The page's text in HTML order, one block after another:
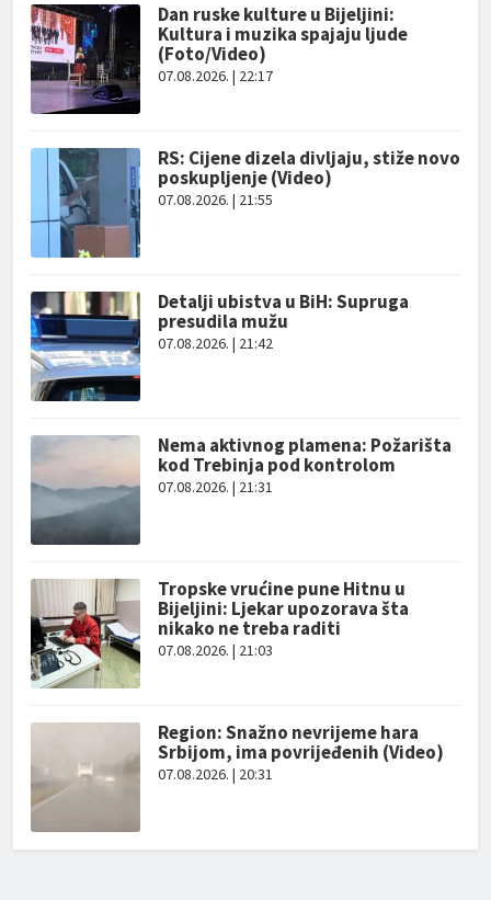
Dan ruske kulture u Bijeljini:
Kultura i muzika spajaju ljude
(Foto/Video)
07.08.2026. | 22:17
RS: Cijene dizela divljaju, stiže novo
poskupljenje (Video)
07.08.2026. | 21:55
Detalji ubistva u BiH: Supruga
presudila mužu
07.08.2026. | 21:42
Nema aktivnog plamena: Požarišta
kod Trebinja pod kontrolom
07.08.2026. | 21:31
Tropske vrućine pune Hitnu u
Bijeljini: Ljekar upozorava šta
nikako ne treba raditi
07.08.2026. | 21:03
Region: Snažno nevrijeme hara
Srbijom, ima povrijeđenih (Video)
07.08.2026. | 20:31